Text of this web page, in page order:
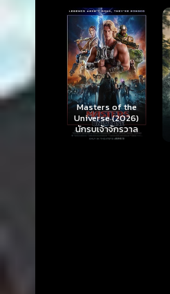
Masters of the
Universe (2026)
นักรบเจ้าจักรวาล